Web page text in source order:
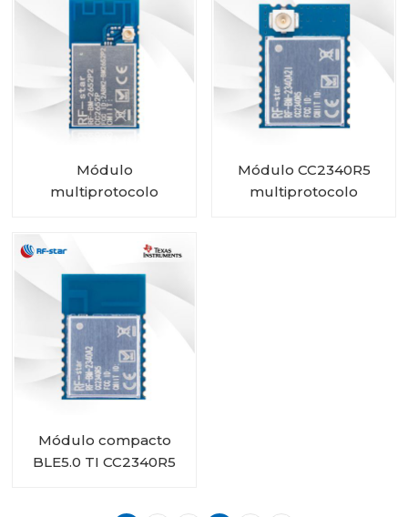
Módulo
multiprotocolo
Módulo CC2340R5
multiprotocolo
Módulo compacto
BLE5.0 TI CC2340R5